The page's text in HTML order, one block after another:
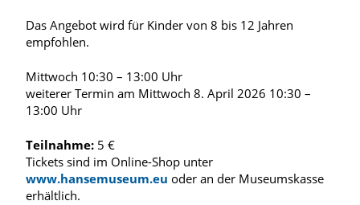
Das Angebot wird für Kinder von 8 bis 12 Jahren
empfohlen.
Mittwoch 10:30 – 13:00 Uhr
weiterer Termin am Mittwoch 8. April 2026 10:30 –
13:00 Uhr
Teilnahme: 5 €
Tickets sind im Online-Shop unter
www.hansemuseum.eu oder an der Museumskasse
erhältlich.